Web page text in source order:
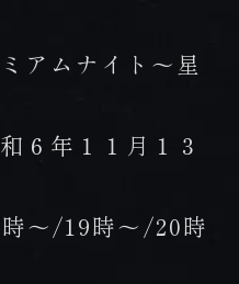
アムナイト～星
年１１月１３
/19時～/20時